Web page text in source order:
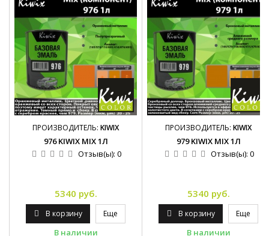
ПРОИЗВОДИТЕЛЬ: KIWIX
976 KIWIX MIX 1Л
Отзыв(ы): 0
5340 руб.
В корзину Еще
В наличии
ПРОИЗВОДИТЕЛЬ: KIWIX
979 KIWIX MIX 1Л
Отзыв(ы): 0
5340 руб.
В корзину Еще
В наличии